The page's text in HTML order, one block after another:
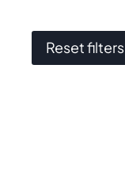
Reset filters